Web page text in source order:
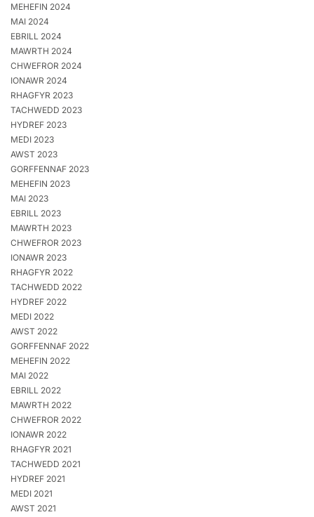
MEHEFIN 2024
MAI 2024
EBRILL 2024
MAWRTH 2024
CHWEFROR 2024
IONAWR 2024
RHAGFYR 2023
TACHWEDD 2023
HYDREF 2023
MEDI 2023
AWST 2023
GORFFENNAF 2023
MEHEFIN 2023
MAI 2023
EBRILL 2023
MAWRTH 2023
CHWEFROR 2023
IONAWR 2023
RHAGFYR 2022
TACHWEDD 2022
HYDREF 2022
MEDI 2022
AWST 2022
GORFFENNAF 2022
MEHEFIN 2022
MAI 2022
EBRILL 2022
MAWRTH 2022
CHWEFROR 2022
IONAWR 2022
RHAGFYR 2021
TACHWEDD 2021
HYDREF 2021
MEDI 2021
AWST 2021